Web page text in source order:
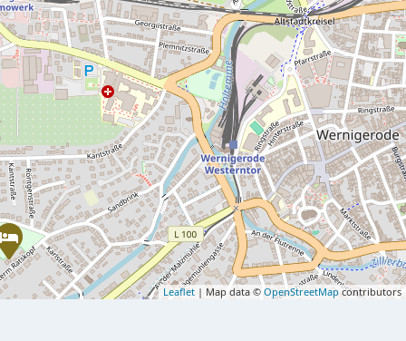
Leaflet | Map data © OpenStreetMapcontributors